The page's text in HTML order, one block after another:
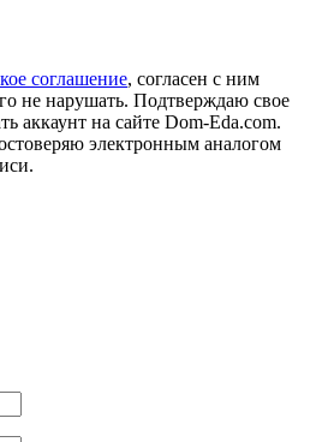
соглашение, согласен с ним
не нарушать. Подтверждаю свое
аккаунт на сайте Dom-Eda.com.
электронным аналогом